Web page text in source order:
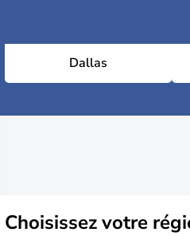
Dallas
Choisissezvotre